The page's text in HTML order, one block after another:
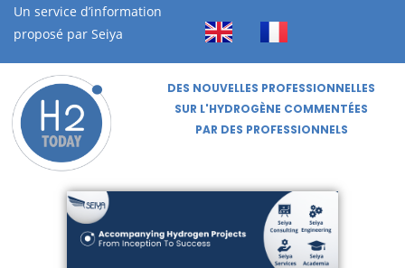
Un service d’information
proposé par Seiya
DES NOUVELLES PROFESSIONNELLES
SUR L'HYDROGÈNE COMMENTÉES
PAR DES PROFESSIONNELS